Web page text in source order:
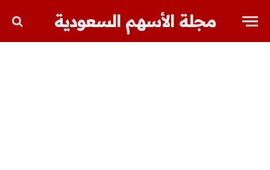
مجلة الأسهم السعودية